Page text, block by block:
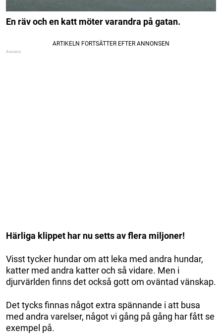
En räv och en katt möter varandra på gatan.
Härliga klippet har nu setts av flera miljoner!
Visst tycker hundar om att leka med andra hundar,
katter med andra katter och så vidare. Men i
djurvärlden finns det också gott om oväntad vänskap.
Det tycks finnas något extra spännande i att busa
med andra varelser, något vi gång på gång har fått se
exempel på.